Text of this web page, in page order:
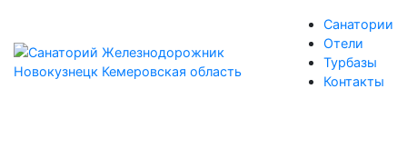
Санатории
Отели
Турбазы
Контакты